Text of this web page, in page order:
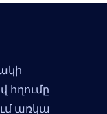
հղումը
առկա